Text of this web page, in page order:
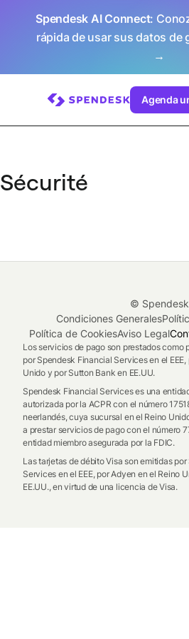
Spendesk AI Connect:
rápida de usar sus datos de
→
Agenda
Sécurité
© Spendesk
Condiciones Generales
Política de CookiesAviso Legal
Los servicios de pago son prestados como
por Spendesk Financial Services en el
Unido y por Sutton Bank en EE.UU.
Spendesk Financial Services es una
autorizada por la ACPR con el número
neerlandés, cuya sucursal en el Reino
a prestar servicios de pago con el número
entidad miembro asegurada por la FDIC.
Las tarjetas de débito Visa son emitidas
Services en el EEE, por Adyen en el Reino
EE.UU., en virtud de una licencia de Visa.